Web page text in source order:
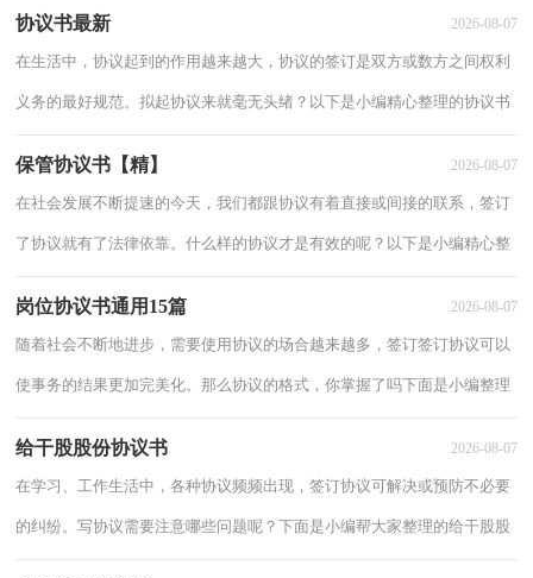
协议书最新 2026-08-07
在生活中，协议起到的作用越来越大，协议的签订是双方或数方之间权利
义务的最好规范。拟起协议来就毫无头绪？以下是小编精心整理的协议书
保管协议书【精】 2026-08-07
在社会发展不断提速的今天，我们都跟协议有着直接或间接的联系，签订
了协议就有了法律依靠。什么样的协议才是有效的呢？以下是小编精心整
岗位协议书通用15篇 2026-08-07
随着社会不断地进步，需要使用协议的场合越来越多，签订签订协议可以
使事务的结果更加完美化。那么协议的格式，你掌握了吗下面是小编整理
给干股股份协议书 2026-08-07
在学习、工作生活中，各种协议频频出现，签订协议可解决或预防不必要
的纠纷。写协议需要注意哪些问题呢？下面是小编帮大家整理的给干股股